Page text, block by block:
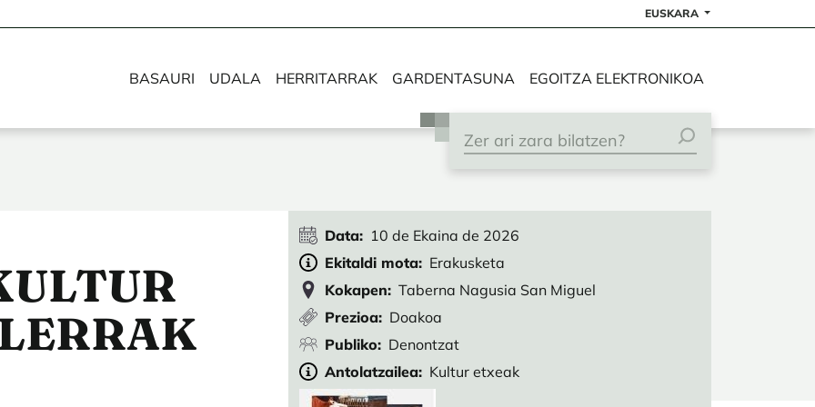
EUSKARA
BASAURI UDALA HERRITARRAK GARDENTASUNA EGOITZA ELEKTRONIKOA
Data
10 de Ekaina de 2026
Ekitaldi mota
Erakusketa
Kokapen
Taberna Nagusia San Miguel
Prezioa
Doakoa
Publiko
Denontzat
Antolatzailea
Kultur etxeak